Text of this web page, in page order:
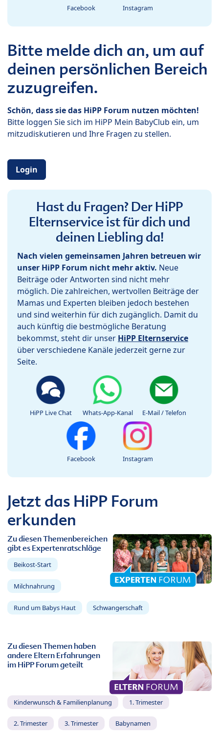
Facebook Instagram
Bitte melde dich an, um auf
deinen persönlichen Bereich
zuzugreifen.
Schön, dass sie das HiPP Forum nutzen möchten!
Bitte loggen Sie sich im HiPP Mein BabyClub ein, um
mitzudiskutieren und Ihre Fragen zu stellen.
Login
Hast du Fragen? Der HiPP
Elternservice ist für dich und
deinen Liebling da!
Nach vielen gemeinsamen Jahren betreuen wir
unser HiPP Forum nicht mehr aktiv. Neue
Beiträge oder Antworten sind nicht mehr
möglich. Die zahlreichen, wertvollen Beiträge der
Mamas und Experten bleiben jedoch bestehen
und sind weiterhin für dich zugänglich. Damit du
auch künftig die bestmögliche Beratung
bekommst, steht dir unser HiPP Elternservice
über verschiedene Kanäle jederzeit gerne zur
Seite.
HiPP Live Chat Whats-App-Kanal E-Mail / Telefon
Facebook Instagram
Jetzt das HiPP Forum
erkunden
Zu diesen Themenbereichen
gibt es Expertenratschläge
Beikost-Start
Milchnahrung
Rund um Babys Haut Schwangerschaft
Zu diesen Themen haben
andere Eltern Erfahrungen
im HiPP Forum geteilt
Kinderwunsch & Familienplanung 1. Trimester
2. Trimester 3. Trimester Babynamen